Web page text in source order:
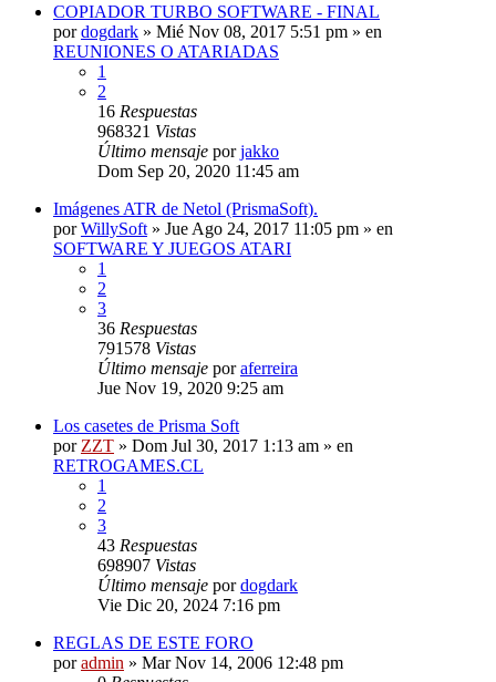
COPIADOR TURBO SOFTWARE - FINAL
pordogdark » Mié Nov 08, 2017 5:51 pm » en
REUNIONES O ATARIADAS
1
2
16 Respuestas
968321 Vistas
Último mensaje porjakko
Dom Sep 20, 2020 11:45 am
Imágenes ATR de Netol (PrismaSoft).
porWillySoft » Jue Ago 24, 2017 11:05 pm » en
SOFTWARE Y JUEGOS ATARI
1
2
3
36 Respuestas
791578 Vistas
Último mensaje poraferreira
Jue Nov 19, 2020 9:25 am
Los casetes de Prisma Soft
por ZZT » Dom Jul 30, 2017 1:13 am » en
RETROGAMES.CL
1
2
3
43 Respuestas
698907 Vistas
Último mensaje pordogdark
Vie Dic 20, 2024 7:16 pm
REGLAS DE ESTE FORO
poradmin » Mar Nov 14, 2006 12:48 pm